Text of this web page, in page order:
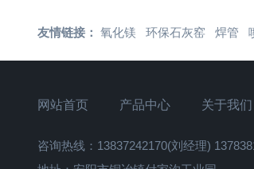
友情链接： 氧化镁 环保石灰窑 焊管
网站首页 产品中心 关于我们
咨询热线：13837242170(刘经理)